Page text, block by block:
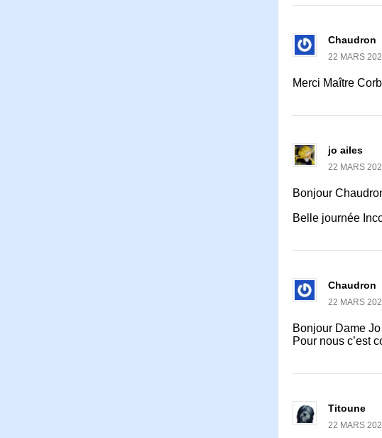
Chaudron
22 MARS
Merci Maître
jo ailes
22 MARS
Bonjour
Belle journée
Chaudron
22 MARS
Bonjour Dame
Pour nous c’est
Titoune
22 MARS